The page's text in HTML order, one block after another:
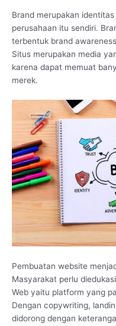
Brand merupakan
perusahaan itu sendiri.
terbentuk brand
Situs merupakan media
karena dapat memuat
merek.
Pembuatan website
Masyarakat perlu
Web yaitu platform yang
Dengan copywriting,
didorong dengan